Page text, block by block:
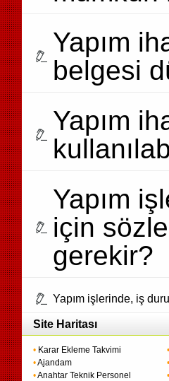
Yapım
belgesi
Yapım
Yapım
için
gerekir?
Yapım işlerinde, iş
Site Haritası
• Karar Ekleme Takvimi •
•Ajandam •
•Anahtar Teknik Personel •